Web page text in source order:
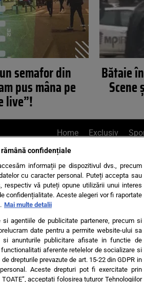
semafor din
pus mâna pe
live”!
Bătaie
Home Exclusiv
Scrie-ne pe Whatsapp
Știri
Ultimele stiri Diete
Termeni si condiții
rămână confidențiale
informații pe dispozitivul dvs., precum
cu caracter personal. Puteți accepta sau
vă puteți opune utilizării unui interes
confidențialitate. Aceste alegeri vor fi raportate
Mai multe detalii
agentiile de publicitate partenere, precum si
date pentru a permite website-ului sa
si anunturile publicitare afisate in functie de
aferente retelelor de socializare si
drepturile prevazute de art. 15-22 din GDPR in
Aceste drepturi pot fi exercitate prin
TOATE”, acceptati folosirea tuturor Tehnologiilor